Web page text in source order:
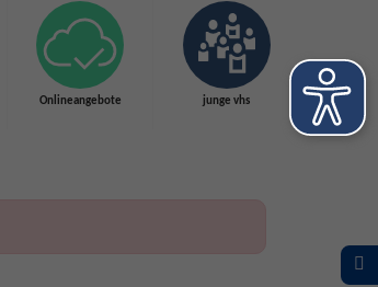
Onlineangebote junge vhs